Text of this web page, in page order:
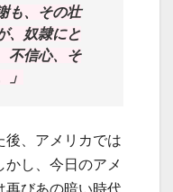
も、その壮
、奴隷にと
不信心、そ
」
後、アメリカでは
し、今日のアメ
再びあの暗い時代